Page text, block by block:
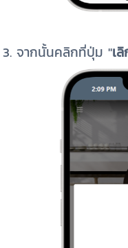
3. จากนั้นคลิกที่ปุ่ม "เ